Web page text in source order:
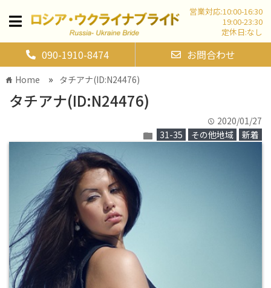
営業対応:10:00-16:30
19:00-23:30
定休日:なし
090-1910-8474 お問合わせ
home Home » タチアナ(ID:N24476)
タチアナ(ID:N24476)
time 2020/01/27
folder 31-35 その他地域 新着